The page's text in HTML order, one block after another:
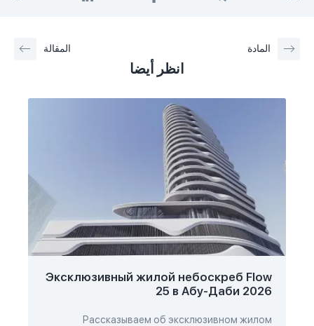
المادة المقالة
انظر أيضا
Эксклюзивный жилой небоскреб Flow
25 в Абу-Даби 2026
Рассказываем об эксклюзивном жилом